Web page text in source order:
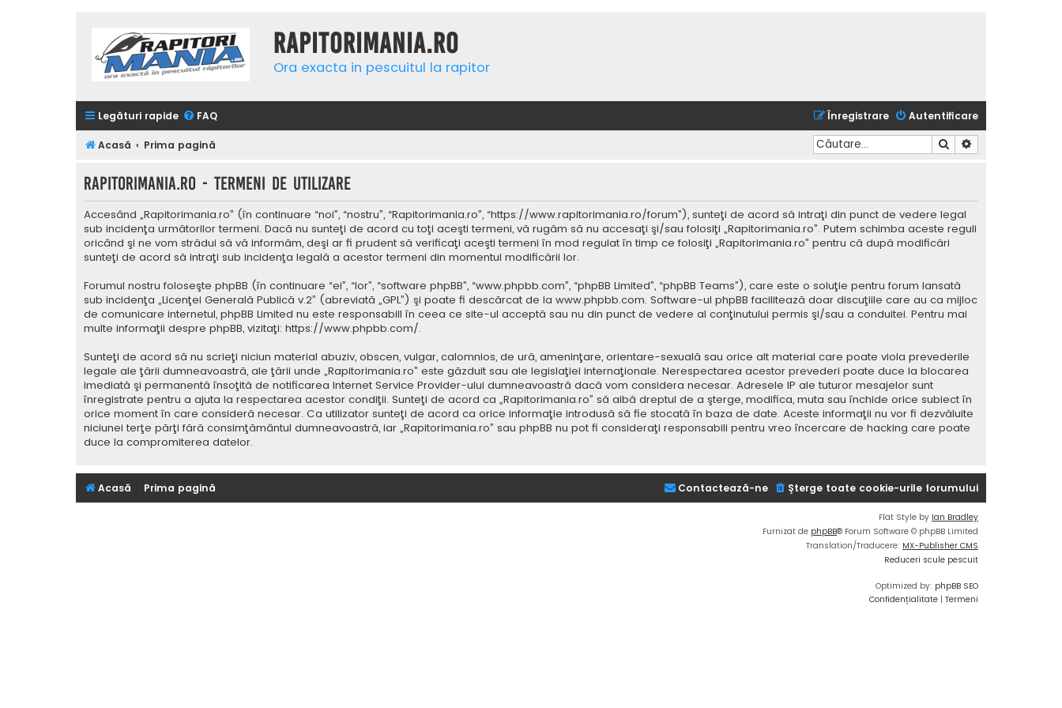
Rapitorimania.ro
Ora exacta in pescuitul la rapitor
Legături rapide FAQ Autentificare
Înregistrare
Acasă Prima pagină Căutare
Rapitorimania.ro - Termeni de utilizare
Accesând „Rapitorimania.ro” (în continuare “noi”, “nostru”, “Rapitorimania.ro”, “https://www.rapitorimania.ro/forum”), sunteţi de acord să intraţi din punct de vedere legal
sub incidenţa următorilor termeni. Dacă nu sunteţi de acord cu toţi aceşti termeni, vă rugăm să nu accesaţi şi/sau folosiţi „Rapitorimania.ro”. Putem schimba aceste reguli
oricând şi ne vom strădui să vă informăm, deşi ar fi prudent să verificaţi aceşti termeni în mod regulat în timp ce folosiţi „Rapitorimania.ro” pentru că după modificări
sunteţi de acord să intraţi sub incidenţa legală a acestor termeni din momentul modificării lor.
Forumul nostru foloseşte phpBB (în continuare “ei”, “lor”, “software phpBB”, “www.phpbb.com”, “phpBB Limited”, “phpBB Teams”), care este o soluţie pentru forum lansată
sub incidenţa „Licenţei Generală Publică v.2” (abreviată „GPL”) şi poate fi descărcat de la www.phpbb.com. Software-ul phpBB facilitează doar discuţiile care au ca mijloc
de comunicare internetul, phpBB Limited nu este responsabill în ceea ce site-ul acceptă sau nu din punct de vedere al conţinutului permis şi/sau a conduitei. Pentru mai
multe informaţii despre phpBB, vizitaţi: https://www.phpbb.com/.
Sunteţi de acord să nu scrieţi niciun material abuziv, obscen, vulgar, calomnios, de ură, ameninţare, orientare-sexuală sau orice alt material care poate viola prevederile
legale ale ţării dumneavoastră, ale ţării unde „Rapitorimania.ro” este găzduit sau ale legislaţiei internaţionale. Nerespectarea acestor prevederi poate duce la blocarea
imediată şi permanentă însoţită de notificarea Internet Service Provider-ului dumneavoastră dacă vom considera necesar. Adresele IP ale tuturor mesajelor sunt
înregistrate pentru a ajuta la respectarea acestor condiţii. Sunteţi de acord ca „Rapitorimania.ro” să aibă dreptul de a şterge, modifica, muta sau închide orice subiect în
orice moment în care consideră necesar. Ca utilizator sunteţi de acord ca orice informaţie introdusă să fie stocată în baza de date. Aceste informaţii nu vor fi dezvăluite
niciunei terţe părţi fără consimţământul dumneavoastră, iar „Rapitorimania.ro” sau phpBB nu pot fi consideraţi responsabili pentru vreo încercare de hacking care poate
duce la compromiterea datelor.
Acasă Prima pagină Şterge toate cookie-urile forumului
Contactează-ne
Flat Style by Ian Bradley
Furnizat de phpBB® Forum Software © phpBB Limited
Translation/Traducere: MX-Publisher CMS
Reduceri scule pescuit
Optimized by: phpBB SEO
Confidențialitate | Termeni